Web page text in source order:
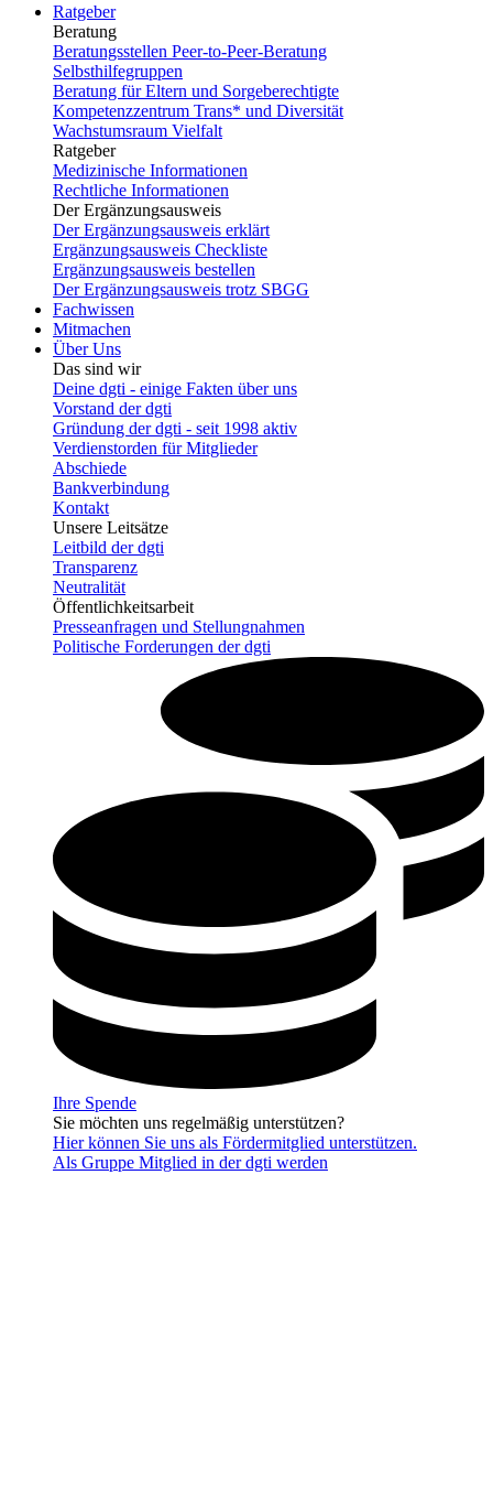
Ratgeber
Beratung
Beratungsstellen Peer-to-Peer-Beratung
Selbsthilfegruppen
Beratung für Eltern und Sorgeberechtigte
Kompetenzzentrum Trans* und Diversität
Wachstumsraum Vielfalt
Ratgeber
Medizinische Informationen
Rechtliche Informationen
Der Ergänzungsausweis
Der Ergänzungsausweis erklärt
Ergänzungsausweis Checkliste
Ergänzungsausweis bestellen
Der Ergänzungsausweis trotz SBGG
Fachwissen
Mitmachen
Über Uns
Das sind wir
Deine dgti - einige Fakten über uns
Vorstand der dgti
Gründung der dgti - seit 1998 aktiv
Verdienstorden für Mitglieder
Abschiede
Bankverbindung
Kontakt
Unsere Leitsätze
Leitbild der dgti
Transparenz
Neutralität
Öffentlichkeitsarbeit
Presseanfragen und Stellungnahmen
Politische Forderungen der dgti
Ihre Spende
Sie möchten uns regelmäßig unterstützen?
Hier können Sie uns als Fördermitglied unterstützen.
Als Gruppe Mitglied in der dgti werden